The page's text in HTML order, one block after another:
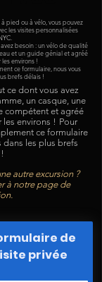
pied ou à vélo, vous pouvez
les visites personnalisées
besoin : un vélo de qualité
et un guide génial et agréé
environs !
ce formulaire, nous vous
brefs délais !
ce dont vous avez
un casque, une
compétent et agréé
les environs ! Pour
ce formulaire
les plus brefs
autre excursion ?
à notre page de
de
privée